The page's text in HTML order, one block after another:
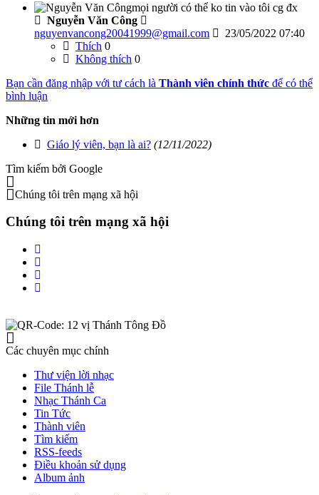
mọi người có thể ko tin vào tôi cg đx
Nguyễn Văn Công
nguyenvancong20041999@gmail.com
23/05/2022 07:40
Thích 0
Không thích 0
Bạn cần đăng nhập với tư cách là Thành viên chính thức để có thể
bình luận
Những tin mới hơn
Giáo lý viên, bạn là ai? (12/11/2022)
Tìm kiếm bởi Google
Chúng tôi trên mạng xã hội
Chúng tôi trên mạng xã hội
Các chuyên mục chính
Thư viện lời nhạc
File Thánh lễ
Nhạc Thánh Ca
Tin Tức
Thành viên
Tìm kiếm
RSS-feeds
Điều khoản sử dụng
Album ảnh